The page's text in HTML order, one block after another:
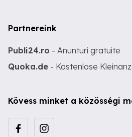
Partnereink
Publi24.ro - Anunturi gratuite
Quoka.de - Kostenlose
Kövess minket a közösségi